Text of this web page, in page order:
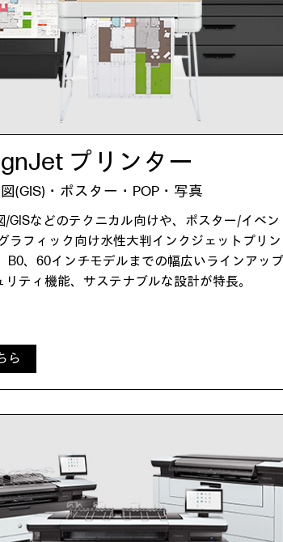
プリンター
(GIS)・ポスター・POP・写真
/GISなどのテクニカル向けや、ポスター/イベン
ラフィック向け水性大判インクジェットプリン
B0、60インチモデルまでの幅広いラインアッ
ティ機能、サステナブルな設計が特長。
ら